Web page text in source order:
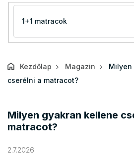
Kezdőlap Magazin
Milyen
cserélni a matracot?
Milyen gyakran kellene
matracot?
2.7.2026